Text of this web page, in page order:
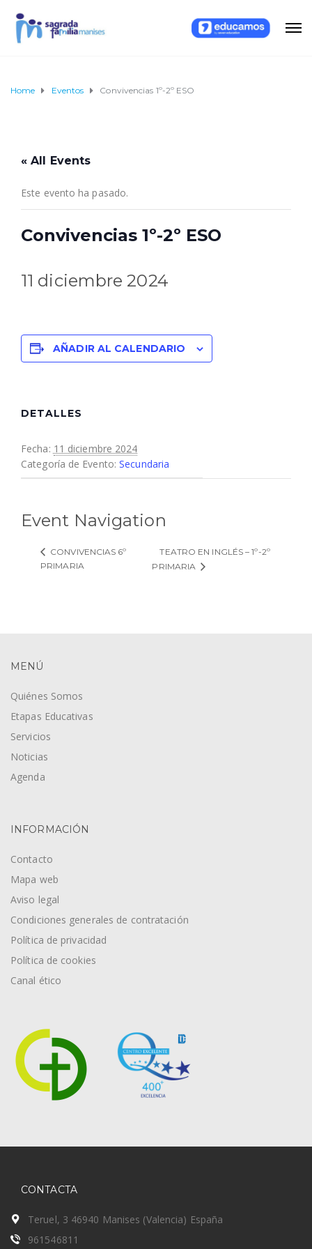
Home Eventos Convivencias 1º-2º ESO
« All Events
Este evento ha pasado.
Convivencias 1º-2º ESO
11 diciembre 2024
AÑADIR AL CALENDARIO
DETALLES
Fecha: 11 diciembre 2024
Categoría de Evento: Secundaria
Event Navigation
CONVIVENCIAS 6º
PRIMARIA
TEATRO EN INGLÉS – 1º-2º
PRIMARIA
MENÚ
Quiénes Somos
Etapas Educativas
Servicios
Noticias
Agenda
INFORMACIÓN
Contacto
Mapa web
Aviso legal
Condiciones generales de contratación
Política de privacidad
Política de cookies
Canal ético
CONTACTA
Teruel, 3 46940 Manises (Valencia) España
961546811